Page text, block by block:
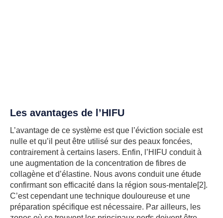
Les avantages de l’HIFU
L’avantage de ce système est que l’éviction sociale est
nulle et qu’il peut être utilisé sur des peaux foncées,
contrairement à certains lasers. Enfin, l’HIFU conduit à
une augmentation de la concentration de fibres de
collagène et d’élastine. Nous avons conduit une étude
confirmant son efficacité dans la région sous-mentale[2].
C’est cependant une technique douloureuse et une
préparation spécifique est nécessaire. Par ailleurs, les